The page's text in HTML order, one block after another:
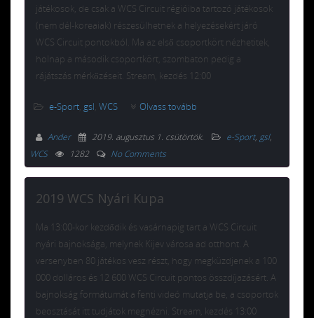
játékosok, de csak a WCS Circuit régióiba tartozó játékosok
(nem dél-koreaiak) részesülhetnek a helyezésekért járó
WCS Circuit pontokból. Ma az első csoportkört nézhetitek,
holnap a második csoportkört, szombaton pedig a
rájátszás mérkőzéseit. Stream, kezdés 12:00
e-Sport, gsl, WCS Olvass tovább
Ander 2019. augusztus 1. csütörtök. e-Sport, gsl,
WCS
1282 No Comments
2019 WCS Nyári Kupa
Ma 13:00-kor kezdődik és vasárnapig tart a WCS Circuit
nyári bajnoksága, melynek Kijev városa ad otthont. A
versenyben 80 játékos vesz részt, hogy megküzdjenek a 100
000 dolláros és 12 600 WCS Circuit pontos összdíjazásért. A
bajnokság formátumát a fenti videó mutatja be, a csoportok
beosztását itt tudjátok megnézni. Stream, kezdés 13:00